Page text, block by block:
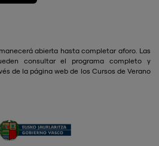
abierta hasta completar aforo. Las
consultar el programa completo y
de la página web de los Cursos de Verano